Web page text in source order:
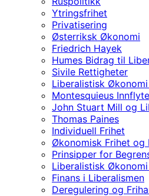
Ytringsfrihet
Privatisering
Østerriksk Økonomi
Friedrich Hayek
Humes Bidrag til
Sivile Rettigheter
Liberalistisk
Montesquieus
John Stuart Mill og
Thomas Paines
Individuell Frihet
Økonomisk Frihet og
Prinsipper for
Liberalistisk
Finans i Liberalismen
Deregulering og